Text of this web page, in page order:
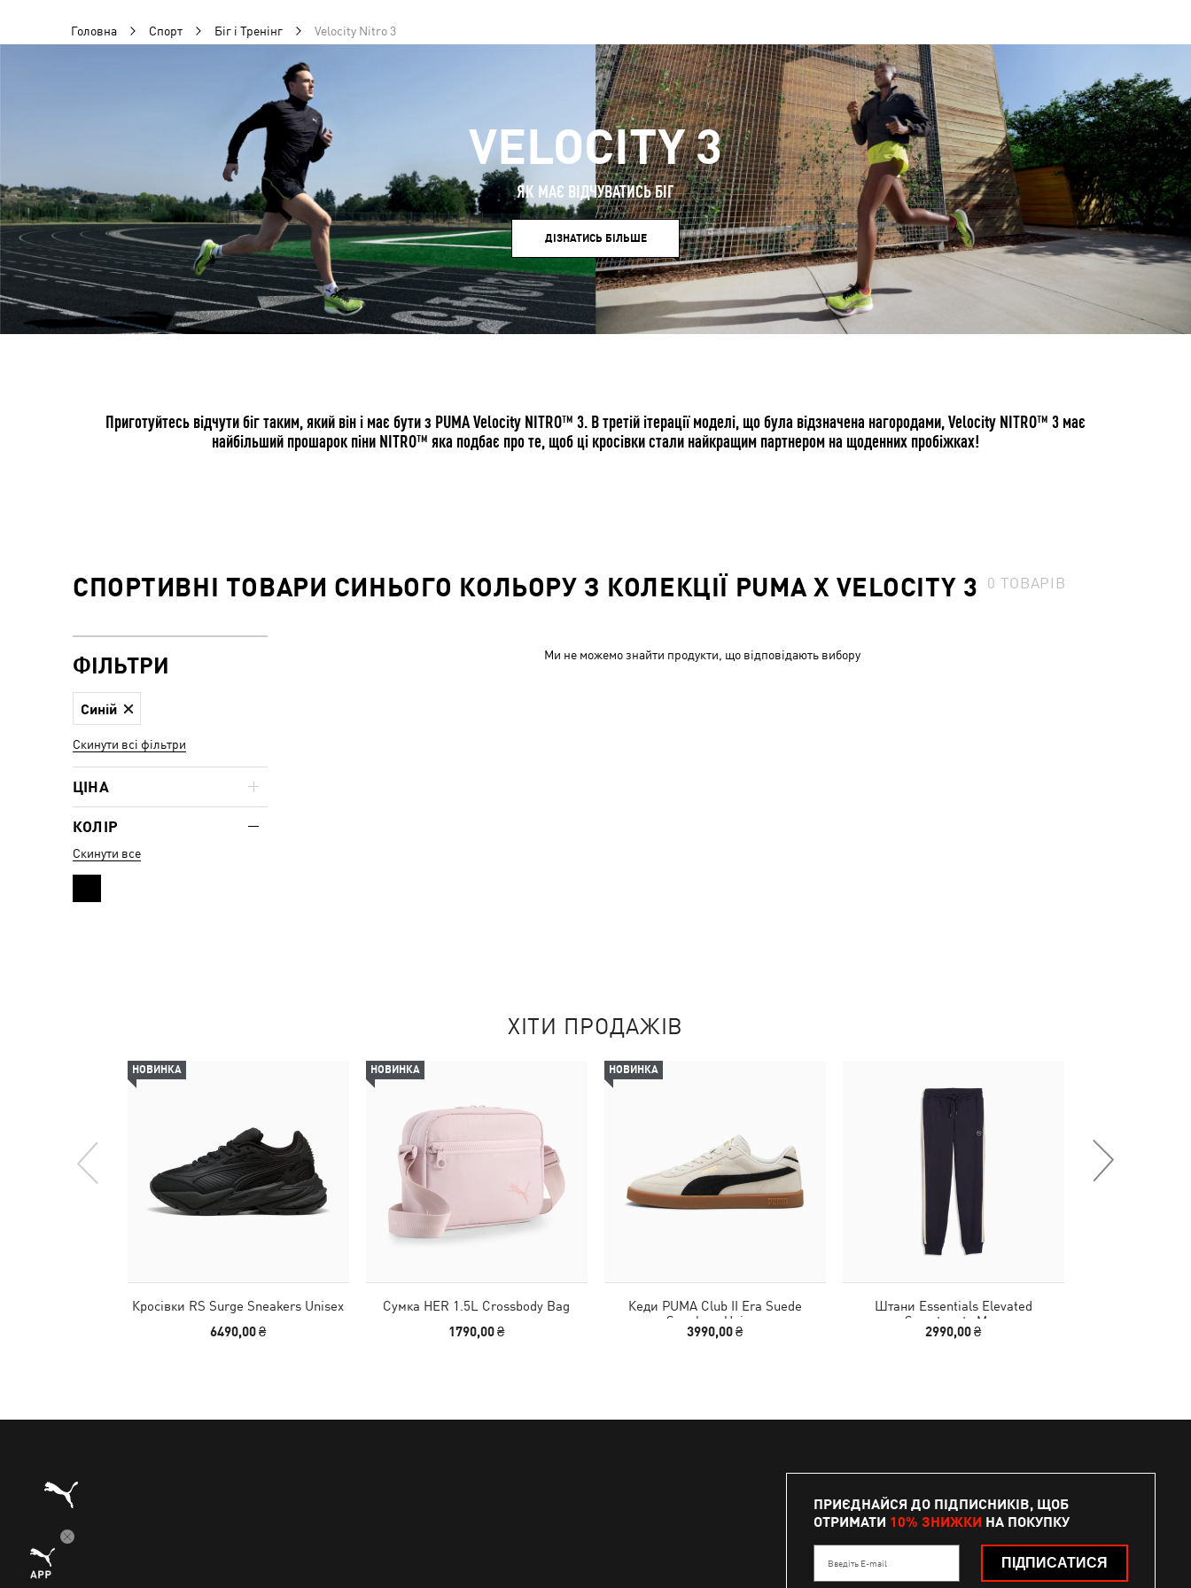
Головна Спорт Біг і Тренінг Velocity Nitro 3
VELOCITY 3
ЯК МАЄ ВІДЧУВАТИСЬ БІГ
ДІЗНАТИСЬ БІЛЬШЕ
Приготуйтесь відчути біг таким, який він і має бути з PUMA Velocity NITRO™ 3. В третій ітерації моделі, що була відзначена нагородами, Velocity NITRO™ 3 має
найбільший прошарок піни NITRO™ яка подбає про те, щоб ці кросівки стали найкращим партнером на щоденних пробіжках!
СПОРТИВНІ ТОВАРИ СИНЬОГО КОЛЬОРУ З КОЛЕКЦІЇ PUMA X VELOCITY 3 0ТОВАРІВ
Ми не можемо знайти продукти, що відповідають вибору
ФІЛЬТРИ
Синій
Скинути всі фільтри
ЦІНА
КОЛІР
Скинути все
ХІТИ ПРОДАЖІВ
НОВИНКА
Кросівки RS Surge Sneakers Unisex
6490,00 ₴
НОВИНКА
Сумка HER 1.5L Crossbody Bag
1790,00 ₴
НОВИНКА
Кеди PUMA Club II Era Suede
Sneakers Unisex
3990,00 ₴
Штани Essentials Elevated
Sweatpants Men
2990,00 ₴
ПРИЄДНАЙСЯ ДО ПІДПИСНИКІВ, ЩОБ
ОТРИМАТИ 10% ЗНИЖКИ НА ПОКУПКУ
Введіть E-mail ПІДПИСАТИСЯ